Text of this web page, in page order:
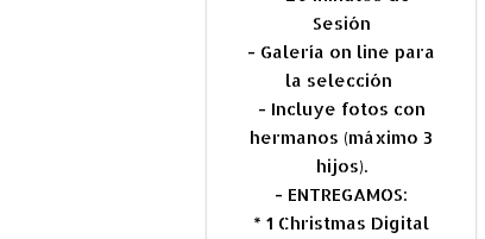
Sesión
- Galería on line para
la selección
- Incluye fotos con
hermanos (máximo 3
hijos).
- ENTREGAMOS:
* 1 Christmas Digital